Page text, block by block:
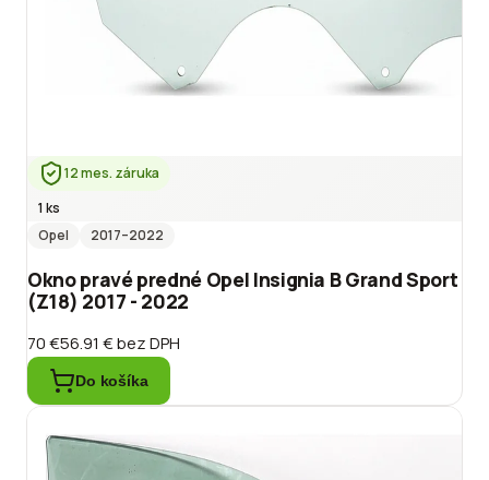
12 mes. záruka
1 ks
Opel
2017–2022
Okno pravé predné Opel Insignia B Grand Sport
(Z18) 2017 - 2022
70 €56.91 €bez DPH
Do košíka